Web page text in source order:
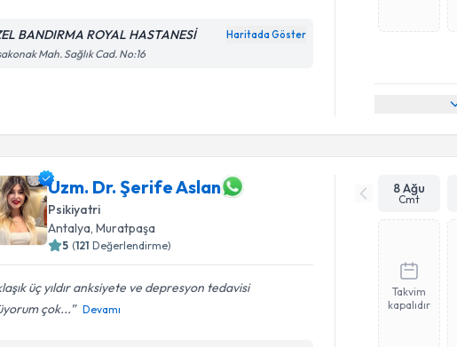
BANDIRMA ROYAL HASTANESİ Haritada Göster
Mah. Sağlık Cad. No:16
Uzm. Dr. Şerife Aslan
Psikiyatri
Antalya,Muratpaşa
5 (121 Değerlendirme)
üç yıldır anksiyete ve depresyon tedavisi
çok...
Devamı
8 Ağu
Cmt
Takvim
kapalıdır